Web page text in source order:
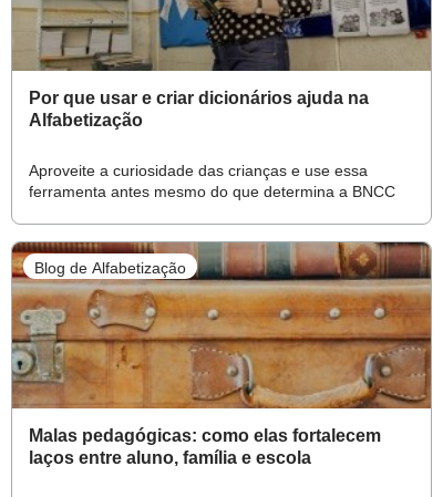
Por que usar e criar dicionários ajuda na
Alfabetização
Aproveite a curiosidade das crianças e use essa
ferramenta antes mesmo do que determina a BNCC
Blog de Alfabetização
Malas pedagógicas: como elas fortalecem
laços entre aluno, família e escola